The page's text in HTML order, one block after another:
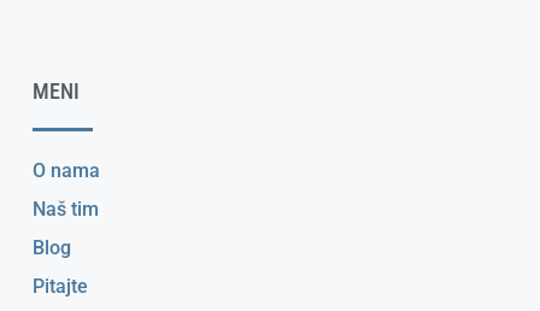
MENI
O nama
Naš tim
Blog
Pitajte